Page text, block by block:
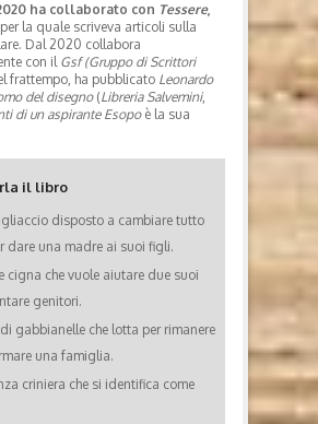
ha collaborato con Tessere,
la quale scriveva articoli sulla
Dal 2020 collabora
con il Gsf (Gruppo di Scrittori
frattempo, ha pubblicato Leonardo
del disegno(Libreria Salvemini,
di un aspirante Esopoè la sua
il libro
disposto a cambiare tutto
dare una madre ai suoi figli.
cigna che vuole aiutare due suoi
genitori.
gabbianelle che lotta per rimanere
una famiglia.
criniera che si identifica come